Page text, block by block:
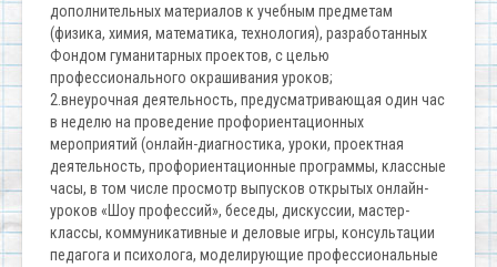
дополнительных материалов к учебным предметам
(физика, химия, математика, технология), разработанных
Фондом гуманитарных проектов, с целью
профессионального окрашивания уроков;
2.внеурочная деятельность, предусматривающая один час
в неделю на проведение профориентационных
мероприятий (онлайн-диагностика, уроки, проектная
деятельность, профориентационные программы, классные
часы, в том числе просмотр выпусков открытых онлайн-
уроков «Шоу профессий», беседы, дискуссии, мастер-
классы, коммуникативные и деловые игры, консультации
педагога и психолога, моделирующие профессиональные